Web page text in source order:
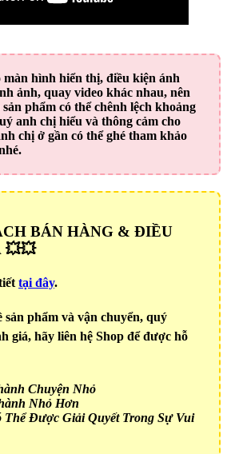
màn hình hiển thị, điều kiện ánh
ảnh, quay video khác nhau, nên
phẩm có thể chênh lệch khoảng
anh chị hiểu và thông cảm cho
chị ở gần có thể ghé tham khảo
BÁN HÀNG & ĐIỀU
💥💥
tại đây.
sản phẩm và vận chuyển, quý
giá, hãy liên hệ Shop để được hỗ
Chuyện Nhỏ
Nhỏ Hơn
Được Giải Quyết Trong Sự Vui